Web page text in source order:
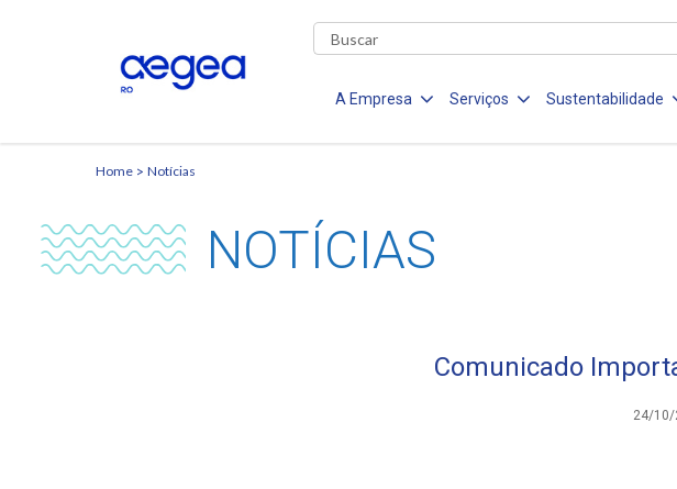
A Empresa Serviços Sustentabilidade
Home Notícias
NOTÍCIAS
Comunicado
24/10/